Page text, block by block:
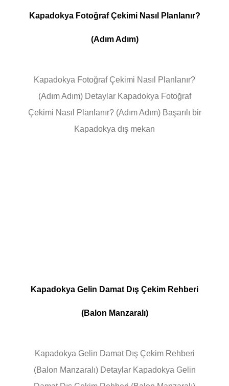
Kapadokya Fotoğraf Çekimi Nasıl Planlanır?
(Adım Adım)
Kapadokya Fotoğraf Çekimi Nasıl Planlanır?
(Adım Adım) Detaylar Kapadokya Fotoğraf
Çekimi Nasıl Planlanır? (Adım Adım) Başarılı bir
Kapadokya dış mekan
Kapadokya Gelin Damat Dış Çekim Rehberi
(Balon Manzaralı)
Kapadokya Gelin Damat Dış Çekim Rehberi
(Balon Manzaralı) Detaylar Kapadokya Gelin